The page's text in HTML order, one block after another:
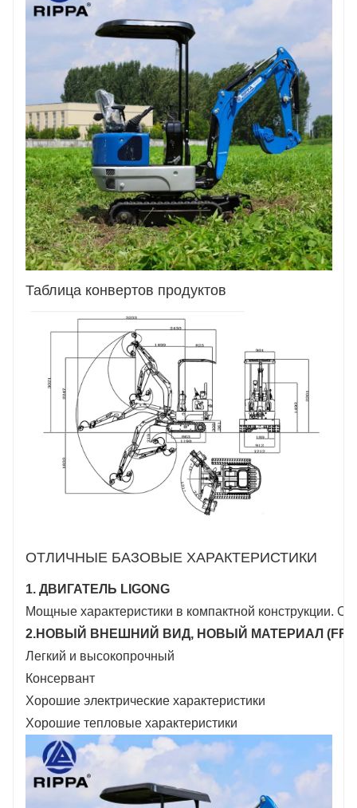
Таблица конвертов продуктов
ОТЛИЧНЫЕ БАЗОВЫЕ ХАРАКТЕРИСТИКИ
1. ДВИГАТЕЛЬ LIGONG
Мощные характеристики в компактной конструкции.
2.НОВЫЙ ВНЕШНИЙ ВИД, НОВЫЙ МАТЕРИАЛ
Легкий и высокопрочный
Консервант
Хорошие электрические характеристики
Хорошие тепловые характеристики